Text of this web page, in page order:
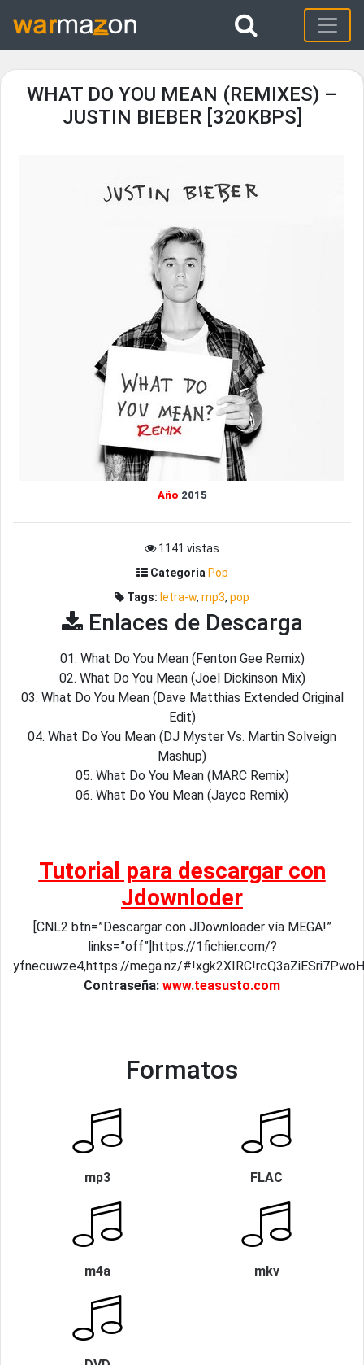
WHAT DO YOU MEAN (REMIXES) –
JUSTIN BIEBER [320KBPS]
Año 2015
1141 vistas
Categoria Pop
Tags: letra-w, mp3, pop
Enlaces de Descarga
01. What Do You Mean (Fenton Gee Remix)
02. What Do You Mean (Joel Dickinson Mix)
03. What Do You Mean (Dave Matthias Extended Original
Edit)
04. What Do You Mean (DJ Myster Vs. Martin Solveign
Mashup)
05. What Do You Mean (MARC Remix)
06. What Do You Mean (Jayco Remix)
Tutorial para descargar con
Jdownloder
[CNL2 btn=”Descargar con JDownloader vía MEGA!”
links=”off”]https://1fichier.com/?
yfnecuwze4,https://mega.nz/
Contraseña: www.teasusto.com
Formatos
mp3 FLAC
m4a mkv